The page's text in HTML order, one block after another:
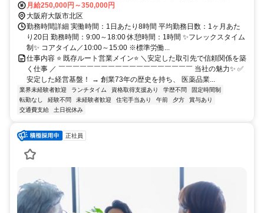
ロ御堂筋線「中津駅」より徒歩12分
月給250,000円～350,000円
大阪府大阪市北区
勤務時間詳細 実働時間：1日あたり8時間 平均勤務日数：1ヶ月あた
り20日 勤務時間：9:00～18:00 休憩時間：1時間 ✨フレックスタイム
制✨ コアタイム／10:00～15:00 ※標準労働...
仕事内容 ⭐ 既存ルート営業メイン⭐ ＼安定した取引先で信頼関係を築
く仕事 ／ ￣￣￣￣￣￣￣￣￣￣￣￣￣￣￣￣￣￣￣ 当社の魅力✨ ✅
安定した経営基盤！ → 創業73年の歴史を持ち、 医薬品業...
業界未経験者歓迎 ランチタイム 資格取得支援あり 学歴不問
固定時間制
転勤なし
経験不問 未経験者歓迎 住宅手当あり 午前 夕方
賞与あり
交通費支給
土日祝休み
正社員